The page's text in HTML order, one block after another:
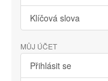
Klíčová slova
MŮJ ÚČET
Přihlásit se